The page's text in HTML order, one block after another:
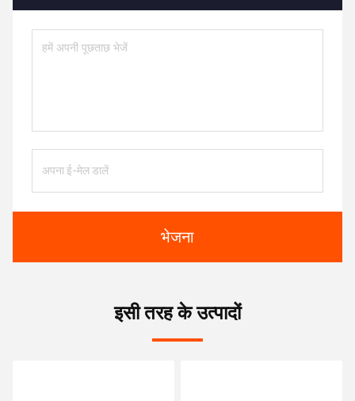
भेजना
इसी तरह के उत्पादों